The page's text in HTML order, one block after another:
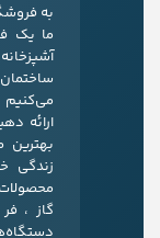
به
ما یک
می‌کنیم
ارائه
بهترین
زندگی
گاز ،